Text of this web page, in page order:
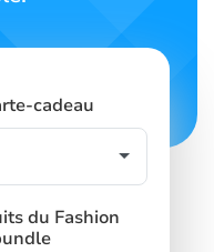
cadeau
du Fashion